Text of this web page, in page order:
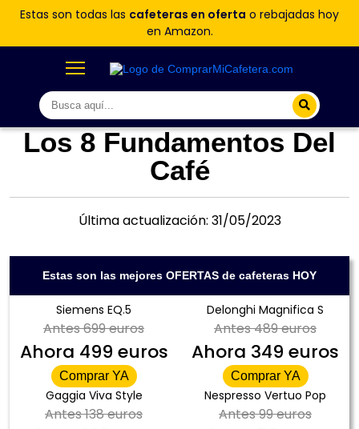
Estas son todas las cafeteras en oferta o rebajadas hoy
en Amazon.
Los 8 Fundamentos Del
Café
Última actualización: 31/05/2023
Estas son las mejores OFERTAS de cafeteras HOY
Siemens EQ.5
Antes699 euros
Ahora 499 euros
Comprar YA
Delonghi Magnifica S
Antes489 euros
Ahora 349 euros
Comprar YA
Gaggia Viva Style
Antes138 euros
Nespresso Vertuo Pop
Antes99 euros